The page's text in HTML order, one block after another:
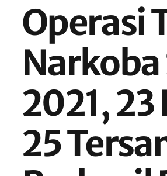
Operasi
2021, 23
25